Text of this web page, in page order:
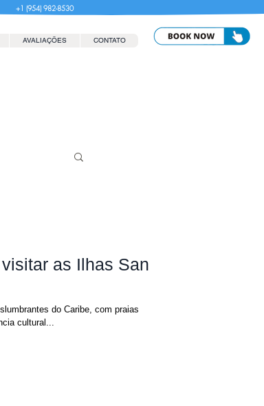
+1 (954) 982-8530
AVALIAÇÕES CONTATO
as Ilhas San
do Caribe, com praias
cultural...